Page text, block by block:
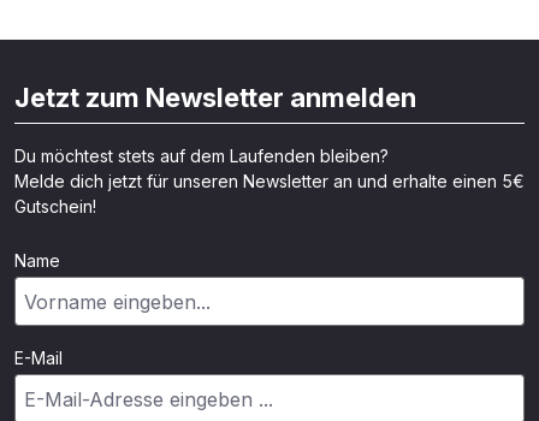
Jetzt zum Newsletter anmelden
Du möchtest stets auf dem Laufenden bleiben?
Melde dich jetzt für unseren Newsletter an und erhalte einen 5€
Gutschein!
Name
E-Mail